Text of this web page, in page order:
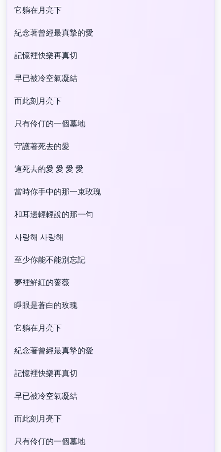
它躺在月亮下
紀念著曾經最真摯的愛
記憶裡快樂再真切
早已被冷空氣凝結
而此刻月亮下
只有伶仃的一個墓地
守護著死去的愛
這死去的愛 愛 愛 愛
當時你手中的那一束玫瑰
和耳邊輕輕說的那一句
사랑해 사랑해
至少你能不能別忘記
夢裡鮮紅的薔薇
睜眼是蒼白的玫瑰
它躺在月亮下
紀念著曾經最真摯的愛
記憶裡快樂再真切
早已被冷空氣凝結
而此刻月亮下
只有伶仃的一個墓地